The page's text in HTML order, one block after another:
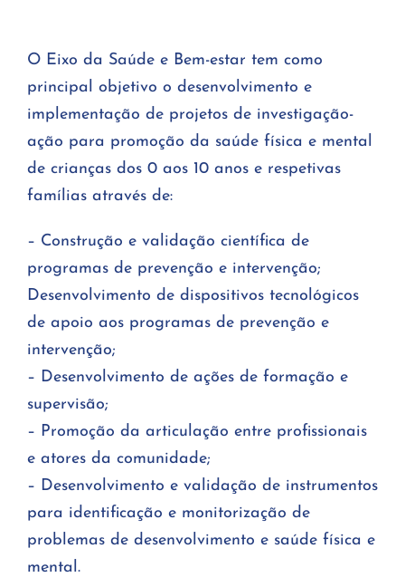
O Eixo da Saúde e Bem-estar tem como
principal objetivo o desenvolvimento e
implementação de projetos de investigação-
ação para promoção da saúde física e mental
de crianças dos 0 aos 10 anos e respetivas
famílias através de:
– Construção e validação científica de
programas de prevenção e intervenção;
Desenvolvimento de dispositivos tecnológicos
de apoio aos programas de prevenção e
intervenção;
– Desenvolvimento de ações de formação e
supervisão;
– Promoção da articulação entre profissionais
e atores da comunidade;
– Desenvolvimento e validação de instrumentos
para identificação e monitorização de
problemas de desenvolvimento e saúde física e
mental.